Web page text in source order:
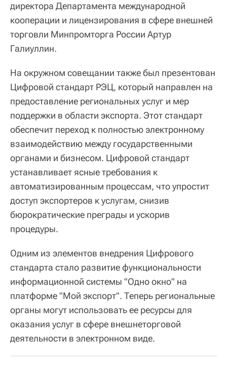
директора Департамента международной
кооперации и лицензирования в сфере внешней
торговли Минпромторга России Артур
Галиуллин.
На окружном совещании также был презентован
Цифровой стандарт РЭЦ, который направлен на
предоставление региональных услуг и мер
поддержки в области экспорта. Этот стандарт
обеспечит переход к полностью электронному
взаимодействию между государственными
органами и бизнесом. Цифровой стандарт
устанавливает ясные требования к
автоматизированным процессам, что упростит
доступ экспортеров к услугам, снизив
бюрократические преграды и ускорив
процедуры.
Одним из элементов внедрения Цифрового
стандарта стало развитие функциональности
информационной системы "Одно окно" на
платформе "Мой экспорт". Теперь региональные
органы могут использовать ее ресурсы для
оказания услуг в сфере внешнеторговой
деятельности в электронном виде.